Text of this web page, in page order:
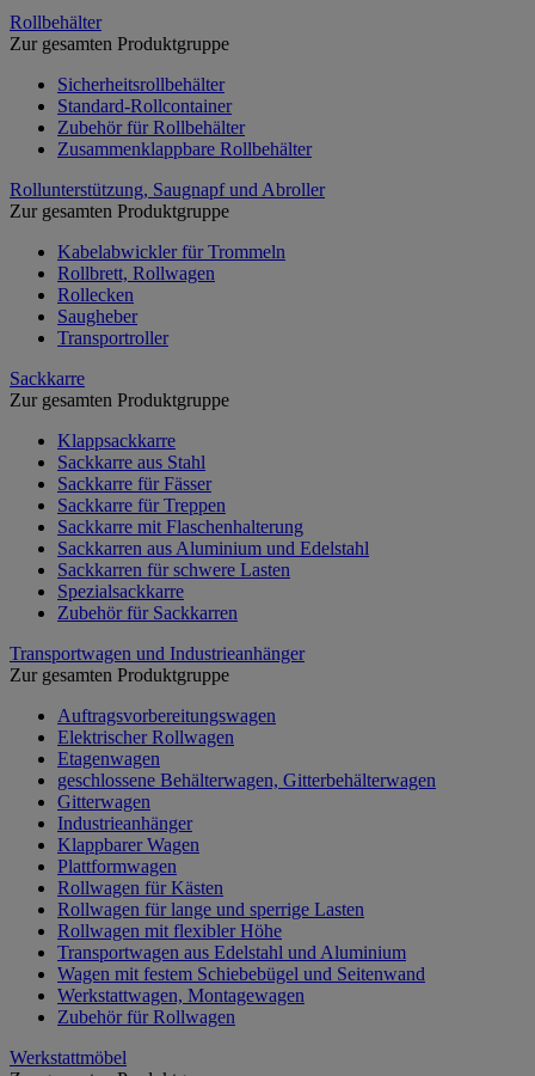
Rollbehälter
Zur gesamten Produktgruppe
Sicherheitsrollbehälter
Standard-Rollcontainer
Zubehör für Rollbehälter
Zusammenklappbare Rollbehälter
Rollunterstützung, Saugnapf und Abroller
Zur gesamten Produktgruppe
Kabelabwickler für Trommeln
Rollbrett, Rollwagen
Rollecken
Saugheber
Transportroller
Sackkarre
Zur gesamten Produktgruppe
Klappsackkarre
Sackkarre aus Stahl
Sackkarre für Fässer
Sackkarre für Treppen
Sackkarre mit Flaschenhalterung
Sackkarren aus Aluminium und Edelstahl
Sackkarren für schwere Lasten
Spezialsackkarre
Zubehör für Sackkarren
Transportwagen und Industrieanhänger
Zur gesamten Produktgruppe
Auftragsvorbereitungswagen
Elektrischer Rollwagen
Etagenwagen
geschlossene Behälterwagen, Gitterbehälterwagen
Gitterwagen
Industrieanhänger
Klappbarer Wagen
Plattformwagen
Rollwagen für Kästen
Rollwagen für lange und sperrige Lasten
Rollwagen mit flexibler Höhe
Transportwagen aus Edelstahl und Aluminium
Wagen mit festem Schiebebügel und Seitenwand
Werkstattwagen, Montagewagen
Zubehör für Rollwagen
Werkstattmöbel